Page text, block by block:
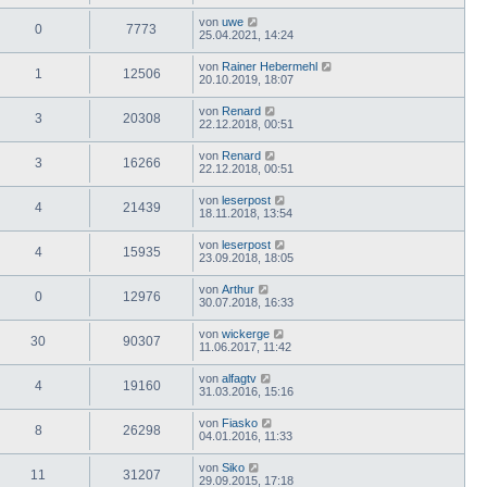
0 7773 von uwe
25.04.2021, 14:24
1 12506 von Rainer Hebermehl
20.10.2019, 18:07
3 20308 von Renard
22.12.2018, 00:51
3 16266 von Renard
22.12.2018, 00:51
4 21439 von leserpost
18.11.2018, 13:54
4 15935 von leserpost
23.09.2018, 18:05
0 12976 von Arthur
30.07.2018, 16:33
30 90307 von wickerge
11.06.2017, 11:42
4 19160 von alfagtv
31.03.2016, 15:16
8 26298 von Fiasko
04.01.2016, 11:33
11 31207 von Siko
29.09.2015, 17:18